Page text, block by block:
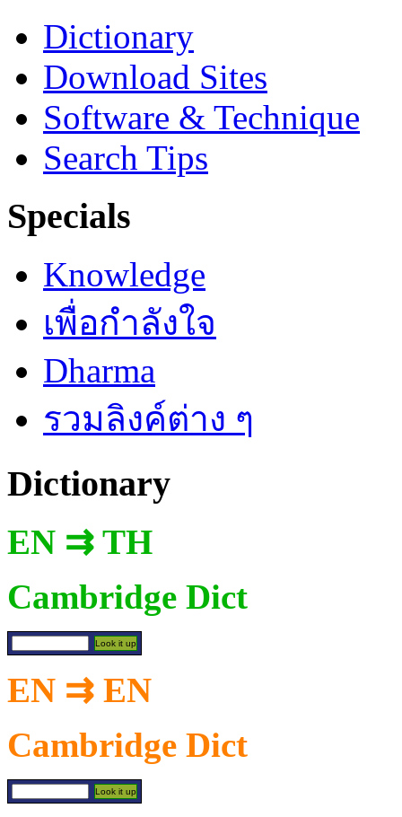
Dictionary
Download Sites
Software & Technique
Search Tips
Specials
Knowledge
เพื่อกำลังใจ
Dharma
รวมลิงค์ต่าง ๆ
Dictionary
EN ⇉ TH
Cambridge Dict
EN ⇉ EN
Cambridge Dict